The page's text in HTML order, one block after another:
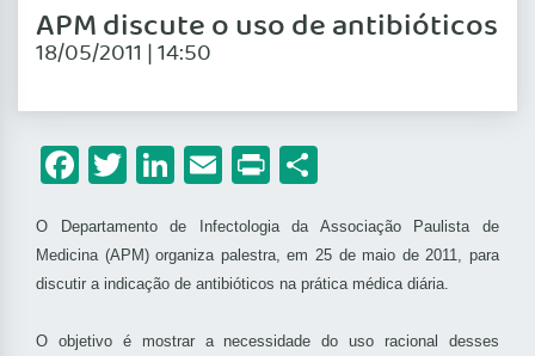
APM discute o uso de antibióticos
18/05/2011 | 14:50
Facebook
Twitter
LinkedIn
Email
Print
O Departamento de Infectologia da Associação Paulista de
Medicina (APM) organiza palestra, em 25 de maio de 2011, para
discutir a indicação de antibióticos na prática médica diária.
O objetivo é mostrar a necessidade do uso racional desses